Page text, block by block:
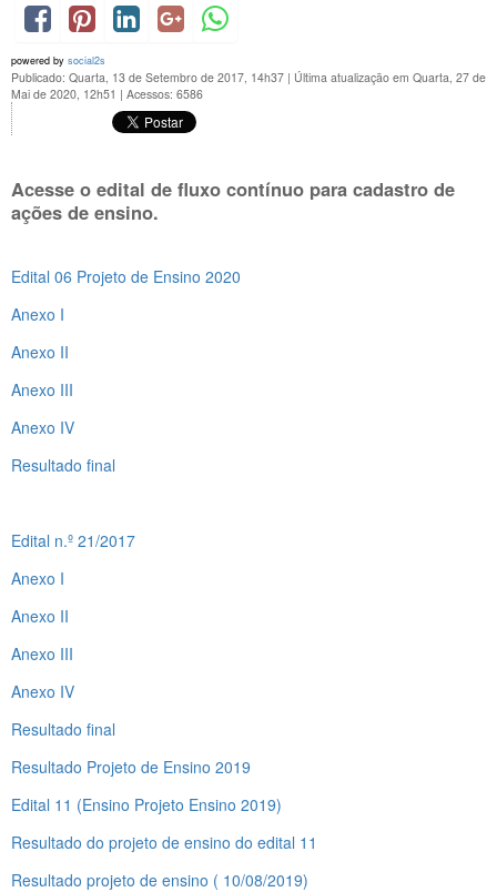
powered by social2s
Publicado: Quarta, 13 de Setembro de 2017, 14h37 | Última atualização em Quarta, 27 de
Mai de 2020, 12h51 | Acessos: 6586
Acesse o edital de fluxo contínuo para cadastro de
ações de ensino.
Edital 06 Projeto de Ensino 2020
Anexo I
Anexo II
Anexo III
Anexo IV
Resultado final
Edital n.º 21/2017
Anexo I
Anexo II
Anexo III
Anexo IV
Resultado final
Resultado Projeto de Ensino 2019
Edital 11 (Ensino Projeto Ensino 2019)
Resultado do projeto de ensino do edital 11
Resultado projeto de ensino ( 10/08/2019)